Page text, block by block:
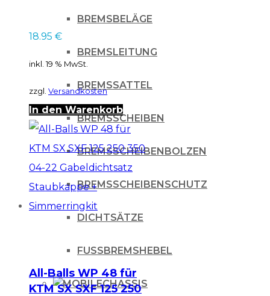
BREMSBELÄGE
BREMSLEITUNG
BREMSSATTEL
BREMSSCHEIBEN
BREMSSCHEIBENBOLZEN
BREMSSCHEIBENSCHUTZ
DICHTSÄTZE
FUSSBREMSHEBEL
CHASSIS
18.95 €
inkl. 19 % MwSt.
zzgl. Versandkosten
In den Warenkorb
All-Balls WP 48 für
KTM SX SXF 125 250